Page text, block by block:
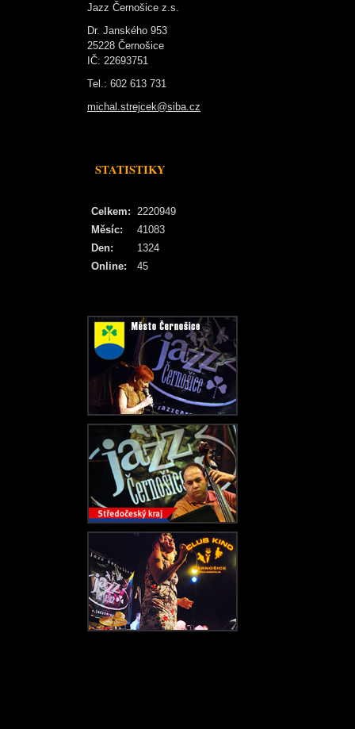
Jazz Černošice z.s.
Dr. Janského 953
25228 Černošice
IČ: 22693751
Tel.: 602 613 731
michal.strejcek@siba.cz
STATISTIKY
Online: 45
Celkem: 2220949
Měsíc:
41083
Den:
1324